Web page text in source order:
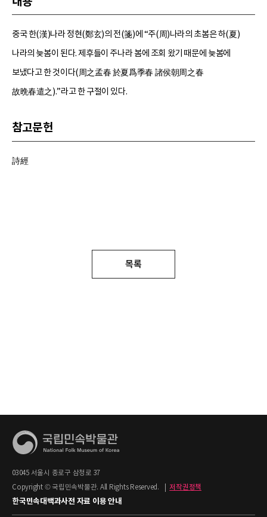
중국 한(漢)나라 정현(鄭玄)의 전(箋)에 “주(周)나라의 초봄은 하(夏)
나라의 늦봄이 된다. 제후들이 주나라 봄에 조회 왔기 때문에 늦봄에
보냈다고 한 것이다(周之孟春 於夏爲季春 諸侯朝周之春
故晩春遣之).”라고 한 구절이 있다.
참고문헌
詩經
목록
03045 서울시 종로구 삼청로 37
Copyright © 국립민속박물관. All Rights Reserved.
저작권정책
한국민속대백과사전 자료 이용 안내